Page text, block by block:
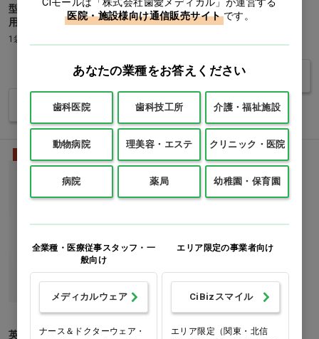
型からだふきシート 香り付 犬
用…他
1袋(10枚)
価格：ログイン後表示
バリエーションを見る
専用替刃…他
バリエーションを見る
英国製 ノミ取りグシ ﾐﾆ…他
医院・施設様向け通信販売サイト です。
あなたの業種をお答えください
歯科医院 歯科技工所 介護・福祉施設
動物病院 理美容・エステ クリニック・医院
病院 薬局 幼稚園・保育園
全業種・医療従事スタッフ・一
般向け
メディカルウェア
ナース＆ドクターウェア・
エリア限定の事業者向け
CiBizスマイル
エリア限定（関東・北信